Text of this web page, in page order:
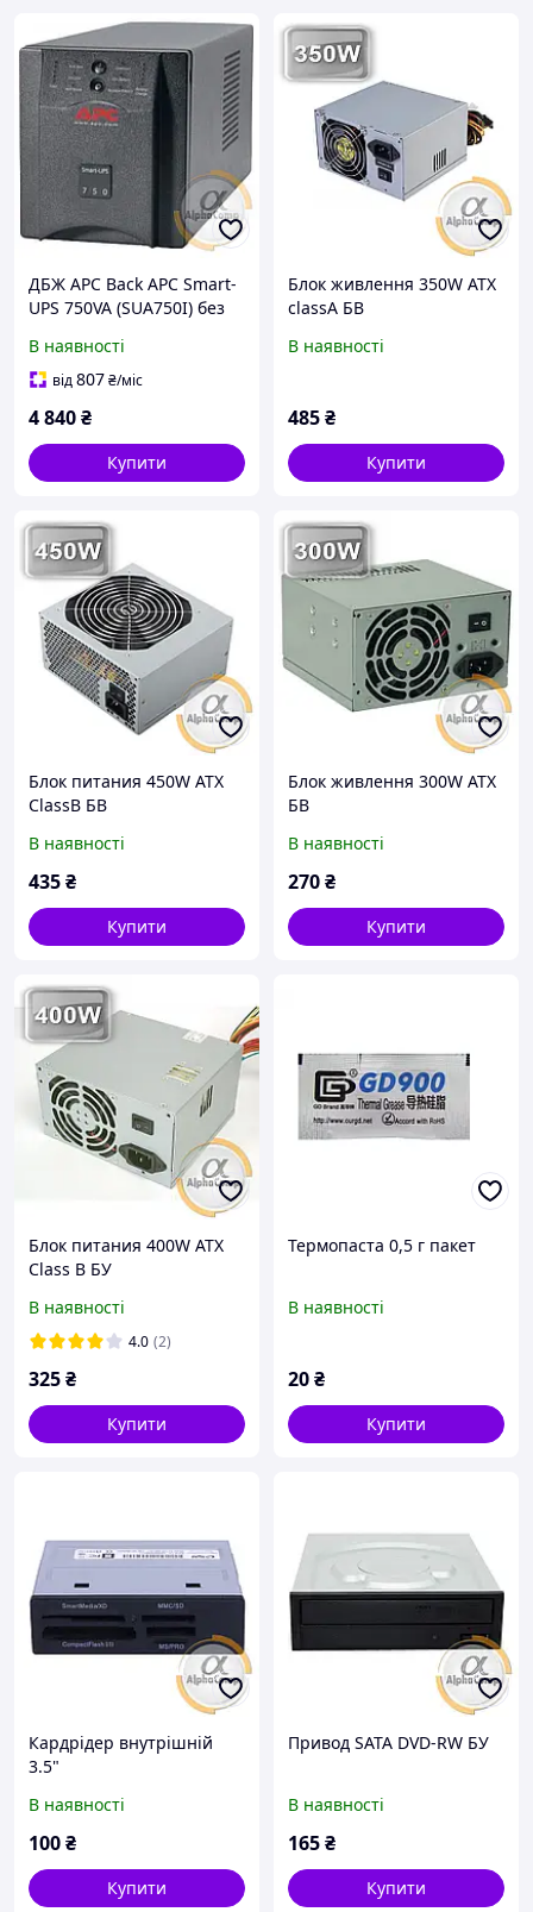
ДБЖ APC Back APC Smart-
UPS 750VA (SUA750I) без
В наявності
від807₴/міс
4 840₴
Купити
Блок живлення 350W ATX
classA БВ
В наявності
485₴
Купити
Блок питания 450W ATX
ClassB БВ
В наявності
435₴
Купити
Блок живлення 300W ATX
БВ
В наявності
270₴
Купити
Блок питания 400W ATX
Class B БУ
В наявності
4.0 (2)
325₴
Купити
Термопаста 0,5 г пакет
В наявності
20₴
Купити
Кардрідер внутрішній
3.5"
В наявності
100₴
Купити
Привод SATA DVD-RW БУ
В наявності
165₴
Купити